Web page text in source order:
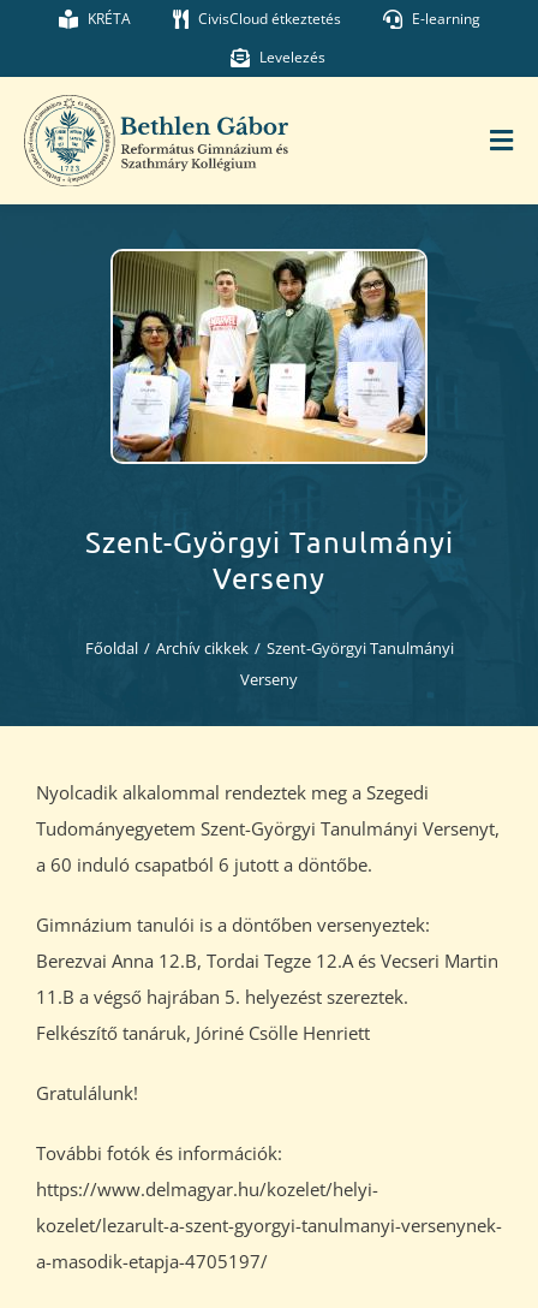
Kihagyás KRÉTA CivisCloud étkeztetés
E-learning
Levelezés
Munkatársaink
Kollégium
Diákjaink
Kapcsolat
Szent-Györgyi Tanulmányi
Verseny
Főoldal / Archív cikkek / Szent-Györgyi Tanulmányi
Verseny
Nyolcadik alkalommal rendeztek meg a Szegedi
Tudományegyetem Szent-Györgyi Tanulmányi Versenyt,
a 60 induló csapatból 6 jutott a döntőbe.
Gimnázium tanulói is a döntőben versenyeztek:
Berezvai Anna 12.B, Tordai Tegze 12.A és Vecseri Martin
11.B a végső hajrában 5. helyezést szereztek.
Felkészítő tanáruk, Jóriné Csölle Henriett
Gratulálunk!
További fotók és információk:
https://www.delmagyar.hu/kozelet/helyi-
kozelet/lezarult-a-szent-gyorgyi-tanulmanyi-versenynek-
a-masodik-etapja-4705197/